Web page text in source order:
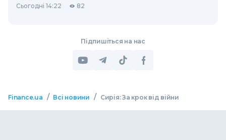
Сьогодні 14:22 82
Підпишіться на нас
Finance.ua / Всі новини / Сирія: За крок від війни